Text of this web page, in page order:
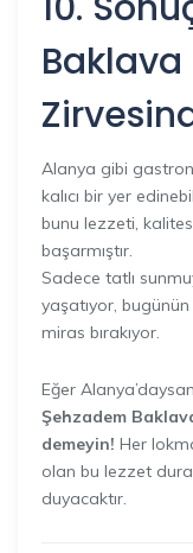
Baklava
Alanya gibi
kalıcı bir yer
bunu lezzeti,
başarmıştır.
Sadece tatlı
yaşatıyor,
miras bırakıyor.
Eğer
Şehzadem
demeyin! Her
olan bu lezzet
duyacaktır.